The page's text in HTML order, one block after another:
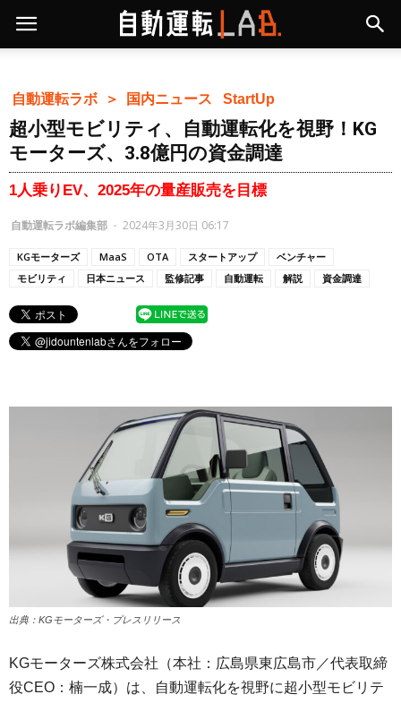
自動運転ラボ ＞ 国内ニュース StartUp
超小型モビリティ、自動運転化を視野！KG
モーターズ、3.8億円の資金調達
1人乗りEV、2025年の量産販売を目標
自動運転ラボ編集部 - 2024年3月30日 06:17
KGモーターズ MaaS OTA スタートアップ
ベンチャー
モビリティ
日本ニュース 監修記事 自動運転 解説 資金調達
出典：KGモーターズ・プレスリリース
KGモーターズ株式会社（本社：広島県東広島市／代表取締
役CEO：楠一成）は、自動運転化を視野に超小型モビリテ